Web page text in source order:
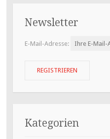
Newsletter
E-Mail-Adresse:
Kategorien